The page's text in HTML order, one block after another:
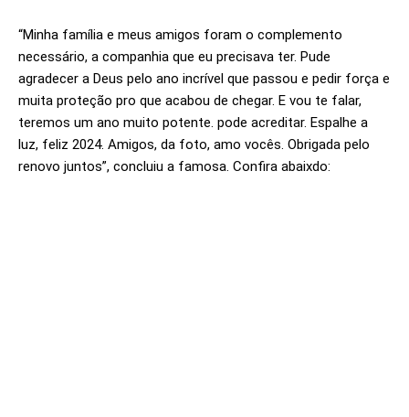
“Minha família e meus amigos foram o complemento
necessário, a companhia que eu precisava ter. Pude
agradecer a Deus pelo ano incrível que passou e pedir força e
muita proteção pro que acabou de chegar. E vou te falar,
teremos um ano muito potente. pode acreditar. Espalhe a
luz, feliz 2024. Amigos, da foto, amo vocês. Obrigada pelo
renovo juntos”, concluiu a famosa. Confira abaixdo: